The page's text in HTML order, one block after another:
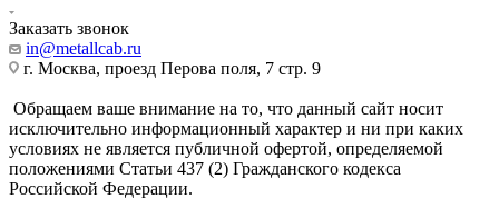
Заказать звонок
in@metallcab.ru
г. Москва, проезд Перова поля, 7 стр. 9
Обращаем ваше внимание на то, что данный сайт носит
исключительно информационный характер и ни при каких
условиях не является публичной офертой, определяемой
положениями Статьи 437 (2) Гражданского кодекса
Российской Федерации.